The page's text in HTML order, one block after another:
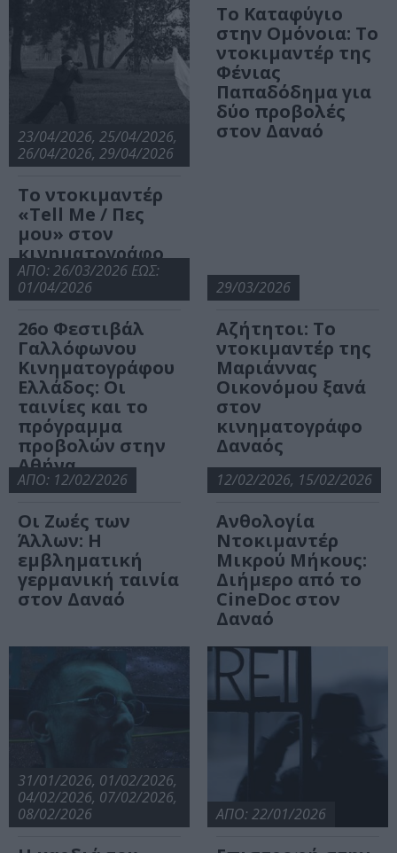
23/04/2026, 25/04/2026,
26/04/2026, 29/04/2026
Το ντοκιμαντέρ
«Tell Me / Πες
μου» στον
κινηματογράφο
Δαναός
Το Καταφύγιο
στην Ομόνοια: Το
ντοκιμαντέρ της
Φένιας
Παπαδόδημα για
δύο προβολές
στον Δαναό
ΑΠΟ: 26/03/2026 ΕΩΣ:
01/04/2026
26ο Φεστιβάλ
Γαλλόφωνου
Κινηματογράφου
Ελλάδος: Οι
ταινίες και το
πρόγραμμα
προβολών στην
Αθήνα
29/03/2026
Αζήτητοι: Το
ντοκιμαντέρ της
Μαριάννας
Οικονόμου ξανά
στον
κινηματογράφο
Δαναός
ΑΠΟ: 12/02/2026
Οι Ζωές των
Άλλων: Η
εμβληματική
γερμανική ταινία
στον Δαναό
12/02/2026, 15/02/2026
Ανθολογία
Ντοκιμαντέρ
Μικρού Μήκους:
Διήμερο από το
CineDoc στον
Δαναό
31/01/2026, 01/02/2026,
04/02/2026, 07/02/2026,
08/02/2026
ΑΠΟ: 22/01/2026